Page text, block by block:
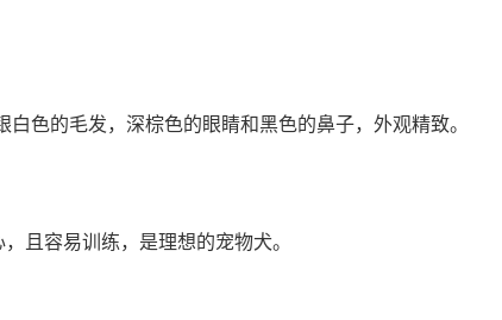
色的毛发，深棕色的眼睛和黑色的鼻子，外观精致。
且容易训练，是理想的宠物犬。